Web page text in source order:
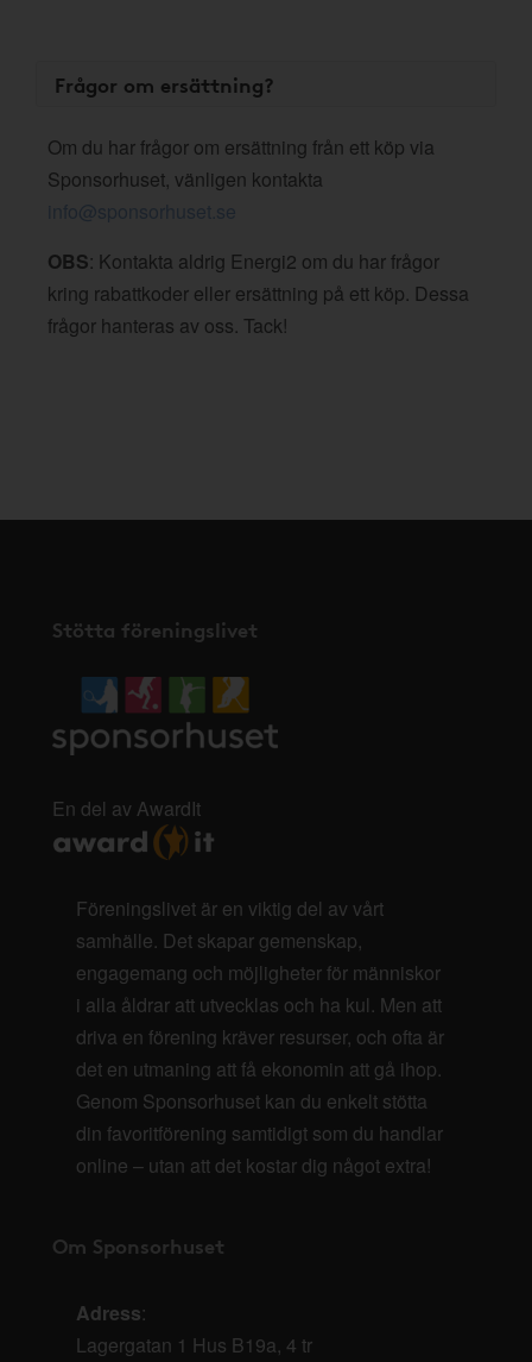
Frågor om ersättning?
Om du har frågor om ersättning från ett köp via
Sponsorhuset, vänligen kontakta
info@sponsorhuset.se
OBS: Kontakta aldrig Energi2 om du har frågor
kring rabattkoder eller ersättning på ett köp. Dessa
frågor hanteras av oss. Tack!
Stötta föreningslivet
En del av AwardIt
Föreningslivet är en viktig del av vårt
samhälle. Det skapar gemenskap,
engagemang och möjligheter för människor
i alla åldrar att utvecklas och ha kul. Men att
driva en förening kräver resurser, och ofta är
det en utmaning att få ekonomin att gå ihop.
Genom Sponsorhuset kan du enkelt stötta
din favoritförening samtidigt som du handlar
online – utan att det kostar dig något extra!
Om Sponsorhuset
Adress:
Lagergatan 1 Hus B19a, 4 tr